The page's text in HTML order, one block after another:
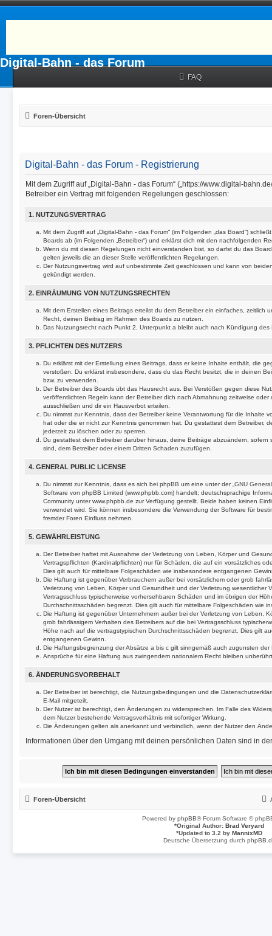
Digital-Bahn - das Forum
FAQ
Foren-Übersicht
Digital-Bahn - das Forum - Registrierung
Mit dem Zugriff auf „Digital-Bahn - das Forum“ („https://www.digital-
Betreiber ein Vertrag mit folgenden Regelungen geschlossen:
1. NUTZUNGSVERTRAG
Mit dem Zugriff auf „Digital-Bahn - das Forum“ (im Folgenden „das Board“)
Boards ab (im Folgenden „Betreiber“) und erklärst dich mit den nachfolgenden
Wenn du mit diesen Regelungen nicht einverstanden bist, so darfst du das
gelten jeweils die an dieser Stelle veröffentlichten Regelungen.
Der Nutzungsvertrag wird auf unbestimmte Zeit geschlossen und kann von
gekündigt werden.
2. EINRÄUMUNG VON NUTZUNGSRECHTEN
Mit dem Erstellen eines Beitrags erteilst du dem Betreiber ein einfaches, zeitlich
Recht, deinen Beitrag im Rahmen des Boards zu nutzen.
Das Nutzungsrecht nach Punkt 2, Unterpunkt a bleibt auch nach Kündigung
3. PFLICHTEN DES NUTZERS
Du erklärst mit der Erstellung eines Beitrags, dass er keine Inhalte enthält, die
verstoßen. Du erklärst insbesondere, dass du das Recht besitzt, die in deinen
bzw. zu verwenden.
Der Betreiber des Boards übt das Hausrecht aus. Bei Verstößen gegen diese
veröffentlichten Regeln kann der Betreiber dich nach Abmahnung zeitweise
ausschließen und dir ein Hausverbot erteilen.
Du nimmst zur Kenntnis, dass der Betreiber keine Verantwortung für die Inhalte
hat oder die er nicht zur Kenntnis genommen hat. Du gestattest dem Betreiber,
jederzeit zu löschen oder zu sperren.
Du gestattest dem Betreiber darüber hinaus, deine Beiträge abzuändern,
sind, dem Betreiber oder einem Dritten Schaden zuzufügen.
4. GENERAL PUBLIC LICENSE
Du nimmst zur Kenntnis, dass es sich bei phpBB um eine unter der „ GNU
Software von phpBB Limited (www.phpbb.com) handelt; deutschsprachige
Community unter www.phpbb.de zur Verfügung gestellt. Beide haben keinen
verwendet wird. Sie können insbesondere die Verwendung der Software für
fremder Foren Einfluss nehmen.
5. GEWÄHRLEISTUNG
Der Betreiber haftet mit Ausnahme der Verletzung von Leben, Körper und
Vertragspflichten (Kardinalpflichten) nur für Schäden, die auf ein vorsätzliches
Dies gilt auch für mittelbare Folgeschäden wie insbesondere entgangenen
Die Haftung ist gegenüber Verbrauchern außer bei vorsätzlichem oder grob
Verletzung von Leben, Körper und Gesundheit und der Verletzung wesentlicher
Vertragsschluss typischerweise vorhersehbaren Schäden und im übrigen der
Durchschnittsschäden begrenzt. Dies gilt auch für mittelbare Folgeschäden wie
Die Haftung ist gegenüber Unternehmern außer bei der Verletzung von Leben,
grob fahrlässigem Verhalten des Betreibers auf die bei Vertragsschluss
Höhe nach auf die vertragstypischen Durchschnittsschäden begrenzt. Dies gilt
entgangenen Gewinn.
Die Haftungsbegrenzung der Absätze a bis c gilt sinngemäß auch zugunsten
Ansprüche für eine Haftung aus zwingendem nationalem Recht bleiben
6. ÄNDERUNGSVORBEHALT
Der Betreiber ist berechtigt, die Nutzungsbedingungen und die
E-Mail mitgeteilt.
Der Nutzer ist berechtigt, den Änderungen zu widersprechen. Im Falle des
dem Nutzer bestehende Vertragsverhältnis mit sofortiger Wirkung.
Die Änderungen gelten als anerkannt und verbindlich, wenn der Nutzer den
Informationen über den Umgang mit deinen persönlichen Daten sind in
Foren-Übersicht
Powered by phpBB® Forum Software ©
*Original Author: Brad Veryard
*Updated to 3.2 by MannixMD
Deutsche Übersetzung durch